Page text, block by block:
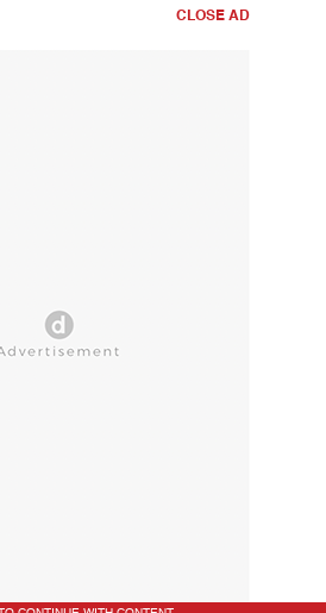
CLOSE AD